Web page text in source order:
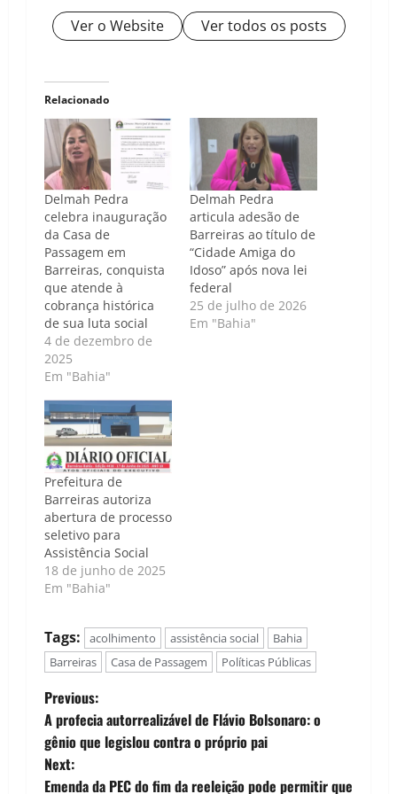
Ver o Website Ver todos os posts
Relacionado
Delmah Pedra
celebra inauguração
da Casa de
Passagem em
Barreiras, conquista
que atende à
cobrança histórica
de sua luta social
4 de dezembro de
2025
Em "Bahia"
Delmah Pedra
articula adesão de
Barreiras ao título de
“Cidade Amiga do
Idoso” após nova lei
federal
25 de julho de 2026
Em "Bahia"
Prefeitura de
Barreiras autoriza
abertura de processo
seletivo para
Assistência Social
18 de junho de 2025
Em "Bahia"
Tags: acolhimento assistência social
Bahia
Barreiras
Casa de Passagem Políticas Públicas
P
o
s
Previous:
A profecia autorrealizável de Flávio Bolsonaro: o
gênio que legislou contra o próprio pai
Next:
Emenda da PEC do fim da reeleição pode permitir que